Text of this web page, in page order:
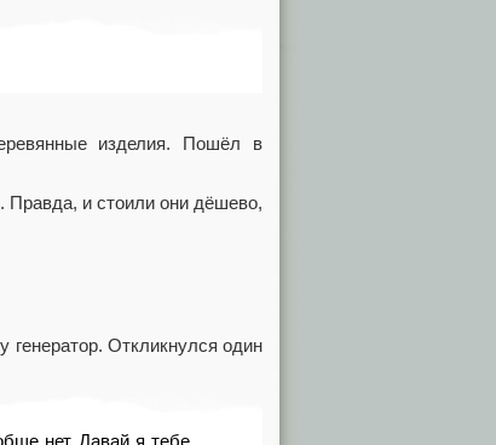
изделия. Пошёл в
Правда, и стоили они дёшево,
генератор. Откликнулся один
нет. Давай я тебе